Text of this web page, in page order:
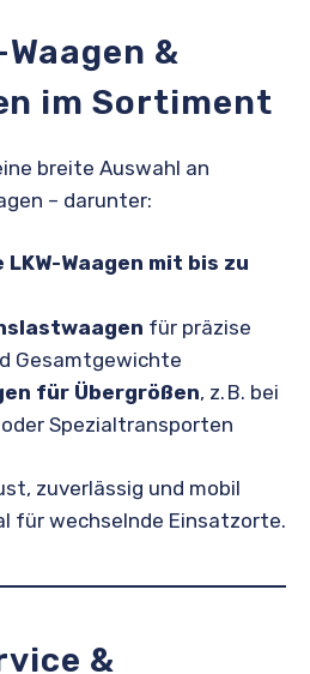
&
im Sortiment
breite Auswahl an
– darunter:
Waagen mit bis zu
für präzise
Gesamtgewichte
für Übergrößen, z. B. bei
Spezialtransporten
zuverlässig und mobil
für wechselnde Einsatzorte.
&